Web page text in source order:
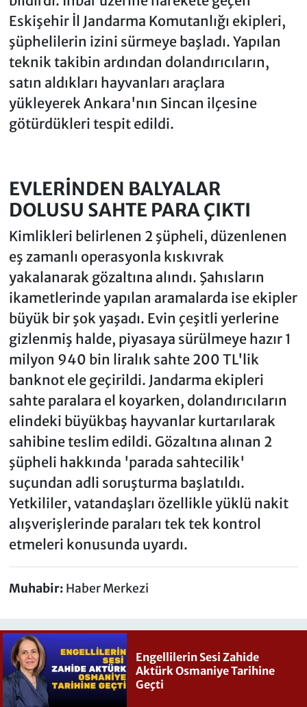
Eskişehir İl Jandarma Komutanlığı ekipleri,
şüphelilerin izini sürmeye başladı. Yapılan
teknik takibin ardından dolandırıcıların,
satın aldıkları hayvanları araçlara
yükleyerek Ankara'nın Sincan ilçesine
götürdükleri tespit edildi.
EVLERİNDEN BALYALAR
DOLUSU SAHTE PARA ÇIKTI
Kimlikleri belirlenen 2 şüpheli, düzenlenen
eş zamanlı operasyonla kıskıvrak
yakalanarak gözaltına alındı. Şahısların
ikametlerinde yapılan aramalarda ise ekipler
büyük bir şok yaşadı. Evin çeşitli yerlerine
gizlenmiş halde, piyasaya sürülmeye hazır 1
milyon 940 bin liralık sahte 200 TL'lik
banknot ele geçirildi. Jandarma ekipleri
sahte paralara el koyarken, dolandırıcıların
elindeki büyükbaş hayvanlar kurtarılarak
sahibine teslim edildi. Gözaltına alınan 2
şüpheli hakkında 'parada sahtecilik'
suçundan adli soruşturma başlatıldı.
Yetkililer, vatandaşları özellikle yüklü nakit
alışverişlerinde paraları tek tek kontrol
etmeleri konusunda uyardı.
Muhabir: Haber Merkezi
Engellilerin Sesi Zahide
Aktürk Osmaniye Tarihine
Geçti